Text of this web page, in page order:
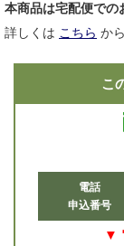
本商品は宅配便での
詳しくは こちら か
こ
電話
申込番号
▼